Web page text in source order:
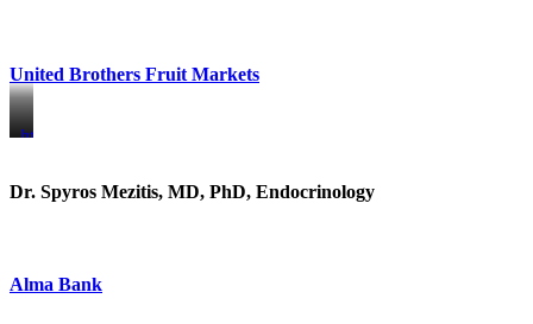
United Brothers Fruit Markets
https://www.unitedbrothersfruitmarkets.com/
https://www.unitedbrothersfruitmarkets.com/
Dr. Spyros Mezitis, MD, PhD, Endocrinology
Alma Bank